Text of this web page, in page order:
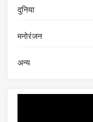
दुनिया
मनोरंजन
अन्य